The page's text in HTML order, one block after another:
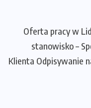
Oferta pracy w
stanowisko –
Klienta Odpisywanie